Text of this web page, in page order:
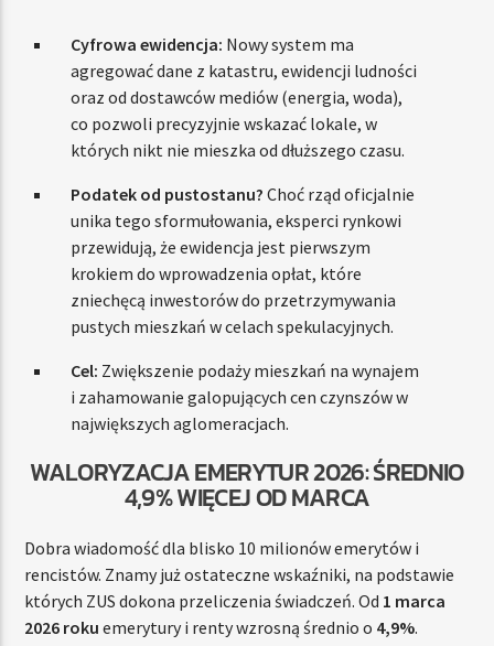
Cyfrowa ewidencja: Nowy system ma
agregować dane z katastru, ewidencji ludności
oraz od dostawców mediów (energia, woda),
co pozwoli precyzyjnie wskazać lokale, w
których nikt nie mieszka od dłuższego czasu.
Podatek od pustostanu? Choć rząd oficjalnie
unika tego sformułowania, eksperci rynkowi
przewidują, że ewidencja jest pierwszym
krokiem do wprowadzenia opłat, które
zniechęcą inwestorów do przetrzymywania
pustych mieszkań w celach spekulacyjnych.
Cel: Zwiększenie podaży mieszkań na wynajem
i zahamowanie galopujących cen czynszów w
największych aglomeracjach.
WALORYZACJA EMERYTUR 2026: ŚREDNIO
4,9% WIĘCEJ OD MARCA
Dobra wiadomość dla blisko 10 milionów emerytów i
rencistów. Znamy już ostateczne wskaźniki, na podstawie
których ZUS dokona przeliczenia świadczeń. Od 1 marca
2026 roku emerytury i renty wzrosną średnio o 4,9%.